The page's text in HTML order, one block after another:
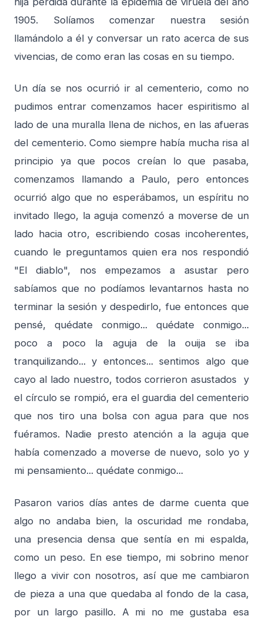
1905. Solíamos comenzar nuestra sesión
llamándolo a él y conversar un rato acerca de sus
vivencias, de como eran las cosas en su tiempo.
Un día se nos ocurrió ir al cementerio, como no
pudimos entrar comenzamos hacer espiritismo al
lado de una muralla llena de nichos, en las afueras
del cementerio. Como siempre había mucha risa al
principio ya que pocos creían lo que pasaba,
comenzamos llamando a Paulo, pero entonces
ocurrió algo que no esperábamos, un espíritu no
invitado llego, la aguja comenzó a moverse de un
lado hacia otro, escribiendo cosas incoherentes,
cuando le preguntamos quien era nos respondió
"El diablo", nos empezamos a asustar pero
sabíamos que no podíamos levantarnos hasta no
terminar la sesión y despedirlo, fue entonces que
pensé, quédate conmigo... quédate conmigo...
poco a poco la aguja de la ouija se iba
tranquilizando... y entonces... sentimos algo que
cayo al lado nuestro, todos corrieron asustados y
el círculo se rompió, era el guardia del cementerio
que nos tiro una bolsa con agua para que nos
fuéramos. Nadie presto atención a la aguja que
había comenzado a moverse de nuevo, solo yo y
mi pensamiento... quédate conmigo...
Pasaron varios días antes de darme cuenta que
algo no andaba bien, la oscuridad me rondaba,
una presencia densa que sentía en mi espalda,
como un peso. En ese tiempo, mi sobrino menor
llego a vivir con nosotros, así que me cambiaron
de pieza a una que quedaba al fondo de la casa,
por un largo pasillo. A mi no me gustaba esa